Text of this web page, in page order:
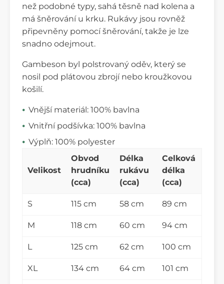
než podobné typy, sahá těsně nad kolena a
má šněrování u krku. Rukávy jsou rovněž
připevněny pomocí šněrování, takže je lze
snadno odejmout.
Gambeson byl polstrovaný oděv, který se
nosil pod plátovou zbrojí nebo kroužkovou
košilí.
Vnější materiál: 100% bavlna
Vnitřní podšívka: 100% bavlna
Výplň: 100% polyester
Velikost
Obvod
hrudníku
(cca)
Délka
rukávu
(cca)
Celková
délka
(cca)
S 115 cm 58 cm 89 cm
M 118 cm 60 cm 94 cm
L 125 cm 62 cm 100 cm
XL 134 cm 64 cm 101 cm